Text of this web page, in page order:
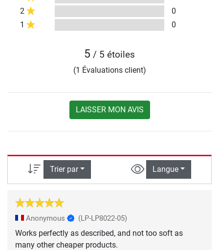
2
0
1
0
5 / 5 étoiles
(1 Évaluations client)
LAISSER MON AVIS
Trier par Langue
Anonymous (LP-LP8022-05)
Works perfectly as described, and not too soft as
many other cheaper products.